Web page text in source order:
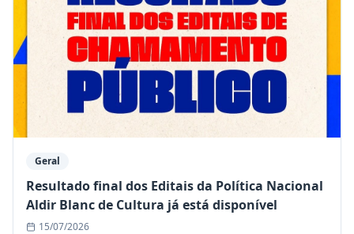
Geral
Resultado final dos Editais da Política Nacional
Aldir Blanc de Cultura já está disponível
15/07/2026